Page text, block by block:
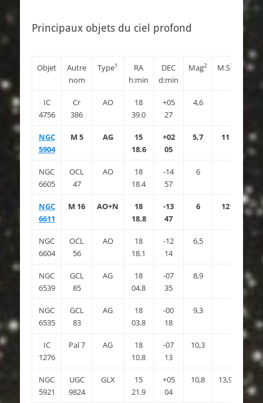
Principaux objets du ciel profond
Objet
Autre
nom
Type1
RA
h:min
DEC
d:min
Mag2 M.S3 Dim
IC
4756
Cr
386
AO
18
39.0
+05
27
4,6
NGC
5904
M 5 AG
15
18.6
+02
05
5,7 11
NGC
6605
OCL
47
AO
18
18.4
-14
57
6
NGC
6611
M 16 AO+N
18
18.8
-13
47
6 12 7′
NGC
6604
OCL
56
AO
18
18.1
-12
14
6,5
NGC
6539
GCL
85
AG
18
04.8
-07
35
8,9 2.5′
NGC
6535
GCL
83
AG
18
03.8
-00
18
9,3
IC
1276
Pal 7 AG
18
10.8
-07
13
10,3
NGC
5921
UGC
9824
GLX
15
21.9
+05
04
10,8 13,9